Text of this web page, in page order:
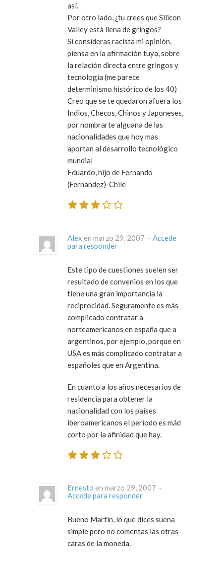
así.
Por otro lado, ¿tu crees que Silicon
Valley está llena de gringos?
Si consideras racista mi opinión,
piensa en la afirmación tuya, sobre
la relación directa entre gringos y
tecnología (me parece
determinismo histórico de los 40)
Creo que se te quedaron afuera los
Indios, Checos, Chinos y Japoneses,
por nombrarte alguana de las
nacionalidades que hoy mas
aportan al desarrollo tecnológico
mundial
Eduardo, hijo de Fernando
(Fernandez)-Chile
Alex en marzo 29, 2007 · Accede
para responder
Este tipo de cuestiones suelen ser
resultado de convenios en los que
tiene una gran importancia la
reciprocidad. Seguramente es más
complicado contratar a
norteamericanos en españa que a
argentinos, por ejemplo, porque en
USA es más complicado contratar a
españoles que en Argentina.
En cuanto a los años necesarios de
residencia para obtener la
nacionalidad con los paises
iberoamericanos el periodo es mád
corto por la afinidad que hay.
Ernesto
en marzo 29, 2007 ·
Accede para responder
Bueno Martin, lo que dices suena
simple pero no comentas las otras
caras de la moneda.